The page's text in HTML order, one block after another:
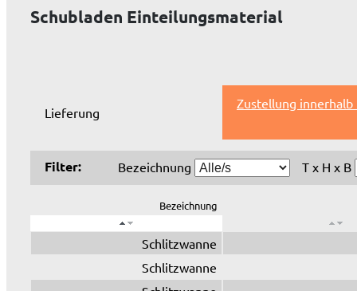
Schubladen Einteilungsmaterial
Lieferung
Zustellung innerhalb
Filter: Bezeichnung T x H x B
Bezeichnung
Schlitzwanne
Schlitzwanne